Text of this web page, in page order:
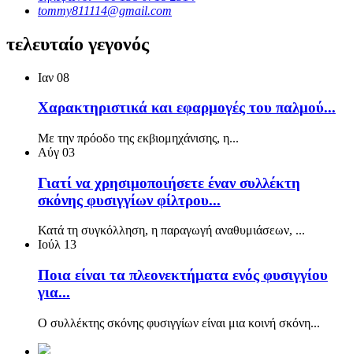
tommy811114@gmail.com
τελευταίο γεγονός
Ιαν 08
Χαρακτηριστικά και εφαρμογές του παλμού...
Με την πρόοδο της εκβιομηχάνισης, η...
Αύγ 03
Γιατί να χρησιμοποιήσετε έναν συλλέκτη
σκόνης φυσιγγίων φίλτρου...
Κατά τη συγκόλληση, η παραγωγή αναθυμιάσεων, ...
Ιούλ 13
Ποια είναι τα πλεονεκτήματα ενός φυσιγγίου
για...
Ο συλλέκτης σκόνης φυσιγγίων είναι μια κοινή σκόνη...